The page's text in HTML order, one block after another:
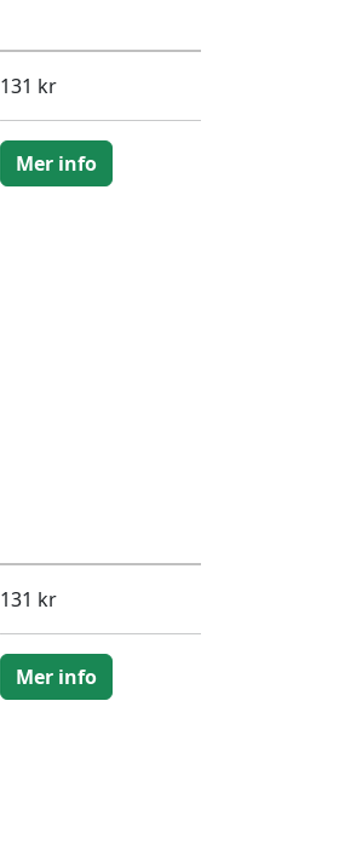
131 kr
Mer info
131 kr
Mer info